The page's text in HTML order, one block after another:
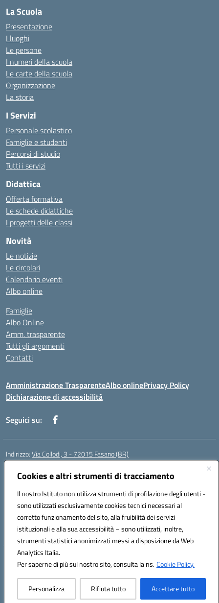
Cookies e altri strumenti di tracciamento
Il nostro Istituto non utilizza strumenti di profilazione degli utenti -
sono utilizzati esclusivamente cookies tecnici necessari al
corretto funzionamento del sito, alla fruibilità dei servizi
istituzionali e alla sua accessibilità – sono utilizzati, inoltre,
strumenti statistici anonimizzati messi a disposizione da Web
Analytics Italia.
Per saperne di più sul nostro sito, consulta la ns.Cookie Policy.
Personalizza Rifiuta tutto Accettare tutto
La Scuola
Presentazione
I luoghi
Le persone
I numeri della scuola
Le carte della scuola
Organizzazione
La storia
I Servizi
Personale scolastico
Famiglie e studenti
Percorsi di studio
Tutti i servizi
Didattica
Offerta formativa
Le schede didattiche
I progetti delle classi
Novità
Le notizie
Le circolari
Calendario eventi
Albo online
Famiglie
Albo Online
Amm. trasparente
Tutti gli argomenti
Contatti
Amministrazione TrasparenteAlbo onlinePrivacy Policy
Dichiarazione di accessibilità
Seguici su:
Indirizzo:Via Collodi, 3 - 72015 Fasano (BR)
Centralino:
Posta elettronica certificata (PEC):bric839004@pec.istruzione.it
Codice fiscale: 90059320748
Codice meccanografico:BRIC839004
Codice Indice delle Pubbliche Amministrazioni (IPA): istsc_bree02200r
Codice unico di fatturazione (CUF): MIL3BD
Hosting & Powered by 3D Solution S.r.l.
Concept & Design by Designers Italia